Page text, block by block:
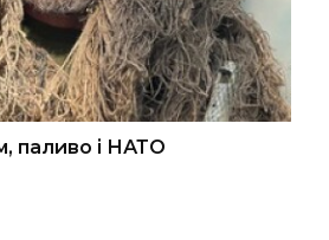
паливо і НАТО